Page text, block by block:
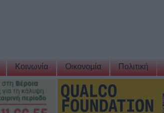
Κοινωνία Οικονομία Πολιτική